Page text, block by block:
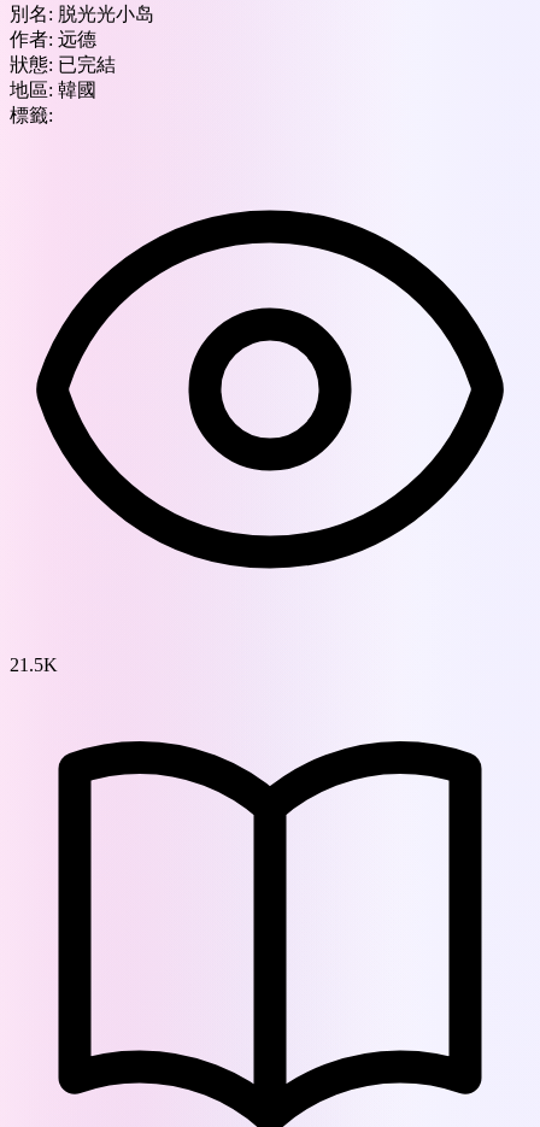
別名: 脱光光小岛
作者: 远德
狀態: 已完結
地區: 韓國
標籤:
21.5K